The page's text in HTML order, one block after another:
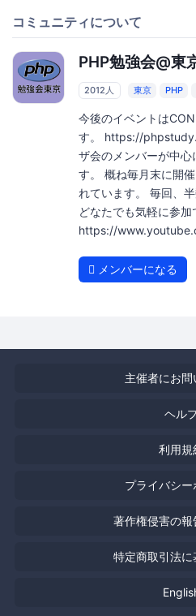
コミュニティについて
PHP勉強会@東
2012人 東京 PHP
今後のイベントは
す。 https://
ザ会のメンバーが中
す。 概ね毎月末に開
れています。 毎回、
どなたでも気軽に参
https://
メンバーになる
主催者にお
ヘル
利用規
プライバシー
著作権侵害の報
特定商取引法